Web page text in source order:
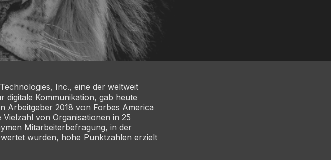
Inc., eine der weltweit
Kommunikation, gab heute
Arbeitgeber 2018 von Forbes America
von Organisationen in 25
Mitarbeiterbefragung, in der
wurden, hohe Punktzahlen erzielt